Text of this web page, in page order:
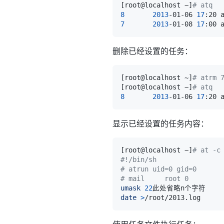
[ root@localhost ~] # atq
8
2013-01-06 17
7
2013-01-08 17
删除已经设置的任务：
[ root@localhost ~] # atrm 7
[ root@localhost ~] # atq
8
2013-01-06 17
显示已经设置的任务内容：
[ root@localhost ~] # at -c
#!/bin/sh
# atrun uid=0 gid=0
# mail     root 0
umask 22
date >